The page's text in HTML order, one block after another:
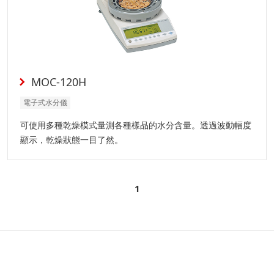
MOC-120H
電子式水分儀
可使用多種乾燥模式量測各種樣品的水分含量。透過波動幅度
顯示，乾燥狀態一目了然。
1